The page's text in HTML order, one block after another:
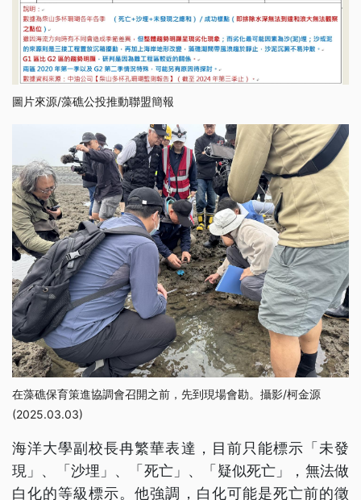
圖片來源/藻礁公投推動聯盟簡報
在藻礁保育策進協調會召開之前，先到現場會勘。攝影/柯金源
(2025.03.03)
海洋大學副校長冉繁華表達，目前只能標示「未發
現」、「沙埋」、「死亡」、「疑似死亡」，無法做
白化的等級標示。他強調，白化可能是死亡前的徵